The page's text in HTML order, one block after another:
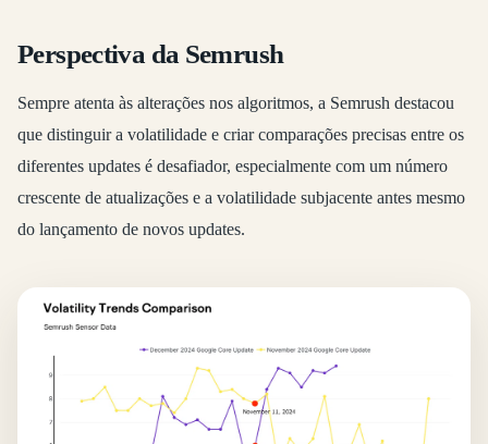
Perspectiva da Semrush
Sempre atenta às alterações nos algoritmos, a Semrush destacou
que distinguir a volatilidade e criar comparações precisas entre os
diferentes updates é desafiador, especialmente com um número
crescente de atualizações e a volatilidade subjacente antes mesmo
do lançamento de novos updates.